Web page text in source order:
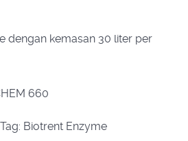
dengan kemasan 30 liter per
660
Tag: Biotrent Enzyme